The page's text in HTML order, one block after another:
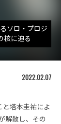
ソロ・プロジ
核に迫る
2022.02.07
と塔本圭祐によ
解散し、その